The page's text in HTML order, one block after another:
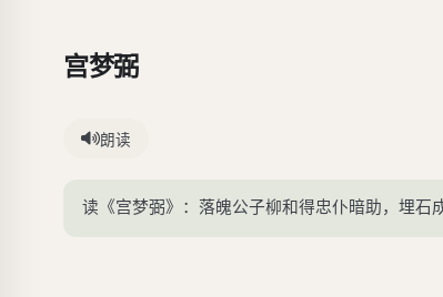
宫梦弼
朗读
读《宫梦弼》：落魄公子柳和得忠仆暗助，埋石